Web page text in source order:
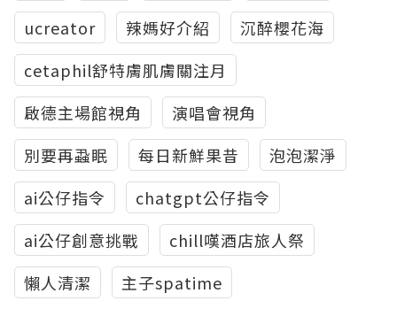
ucreator
辣媽好介紹
沉醉櫻花海
cetaphil舒特膚肌膚關注月
啟德主場館視角
演唱會視角
別要再蝨眠
每日新鮮果昔
泡泡潔淨
ai公仔指令
chatgpt公仔指令
ai公仔創意挑戰
chill嘆酒店旅人祭
懶人清潔
主子spatime